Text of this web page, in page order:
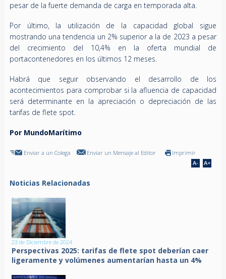
pesar de la fuerte demanda de carga en temporada alta.
Por último, la utilización de la capacidad global sigue
mostrando una tendencia un 2% superior a la de 2023 a pesar
del crecimiento del 10,4% en la oferta mundial de
portacontenedores en los últimos 12 meses.
Habrá que seguir observando el desarrollo de los
acontecimientos para comprobar si la afluencia de capacidad
será determinante en la apreciación o depreciación de las
tarifas de flete spot.
Por MundoMarítimo
Enviar a un Colega Enviar un Mensaje al Editor Imprimir
Noticias Relacionadas
23 de Diciembre de 2024
Perspectivas 2025: tarifas de flete spot deberían caer
ligeramente y volúmenes aumentarían hasta un 4%